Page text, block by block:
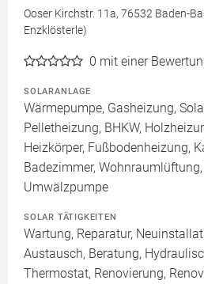
Ooser Kirchstr. 11a, 76532 Baden-
Enzklösterle)
0 mit einer
SOLARANLAGE
Wärmepumpe, Gasheizung,
Pelletheizung, BHKW,
Heizkörper, Fußbodenheizung,
Badezimmer,
Umwälzpumpe
SOLAR TÄTIGKEITEN
Wartung, Reparatur,
Austausch, Beratung,
Thermostat, Renovierung,